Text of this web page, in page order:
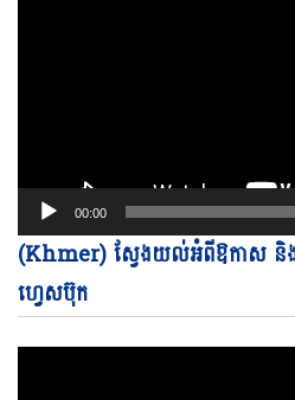
00:00
(Khmer) ស្វែងយល់អំពីឱកាស និង
ហ្វេសប៊ុក